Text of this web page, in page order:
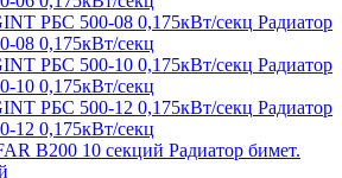
Радиатор
08 0,175кВт/секц
Радиатор
10 0,175кВт/секц
Радиатор
12 0,175кВт/секц
Радиатор бимет.